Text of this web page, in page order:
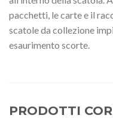
pacchetti, le carte e il
scatole da collezione
esaurimento scorte.
PRODOTTI